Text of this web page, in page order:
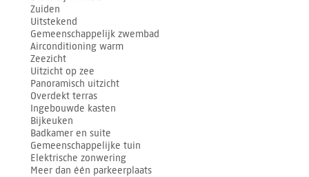
Zuiden
Uitstekend
Gemeenschappelijk zwembad
Airconditioning warm
Zeezicht
Uitzicht op zee
Panoramisch uitzicht
Overdekt terras
Ingebouwde kasten
Bijkeuken
Badkamer en suite
Gemeenschappelijke tuin
Elektrische zonwering
Meer dan één parkeerplaats